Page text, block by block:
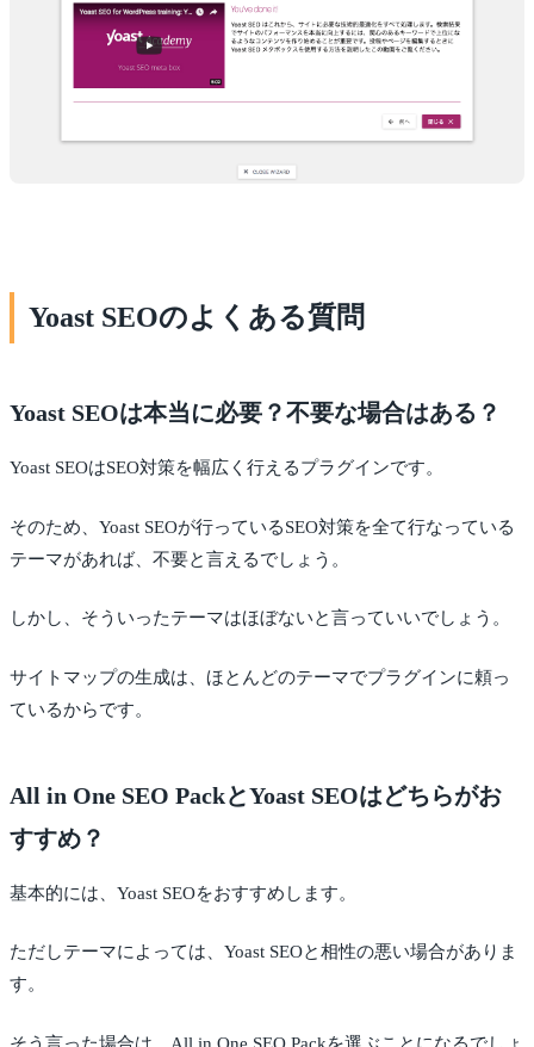
Yoast SEOのよくある質問
Yoast SEOは本当に必要？不要な場合はある？
Yoast SEOはSEO対策を幅広く行えるプラグインです。
そのため、Yoast SEOが行っているSEO対策を全て行なっている
テーマがあれば、不要と言えるでしょう。
しかし、そういったテーマはほぼないと言っていいでしょう。
サイトマップの生成は、ほとんどのテーマでプラグインに頼っ
ているからです。
All in One SEO PackとYoast SEOはどちらがお
すすめ？
基本的には、Yoast SEOをおすすめします。
ただしテーマによっては、Yoast SEOと相性の悪い場合がありま
す。
そう言った場合は、All in One SEO Packを選ぶことになるでしょ